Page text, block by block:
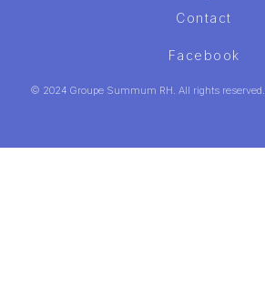
Contact
Facebook
© 2024 Groupe Summum RH. All rights reserved.